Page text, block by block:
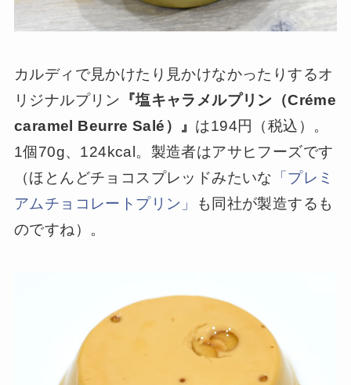
カルディで見かけたり見かけなかったりするオ
リジナルプリン 『塩キャラメルプリン（Créme
caramel Beurre Salé）』 は194円（税込）。
1個70g、124kcal。製造者はアサヒフーズです
（ほとんどチョコスプレッドみたいな 「プレミ
アムチョコレートプリン」
も同社が製造するも
のですね）。